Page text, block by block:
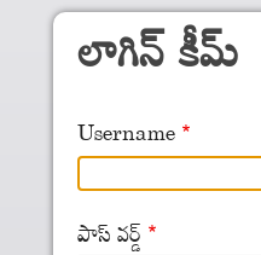
Skip to main content
లాగిన్ కీమ్
Username
పాస్ వర్డ్